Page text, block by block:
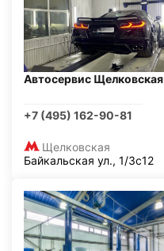
Автосервис Щелковская
+7 (495) 162-90-81
Щелковская
Байкальская ул., 1/3с12